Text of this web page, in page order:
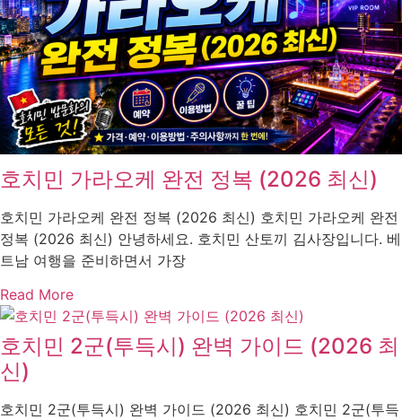
호치민 가라오케 완전 정복 (2026 최신)
호치민 가라오케 완전 정복 (2026 최신) 호치민 가라오케 완전
정복 (2026 최신) 안녕하세요. 호치민 산토끼 김사장입니다. 베
트남 여행을 준비하면서 가장
Read More
호치민 2군(투득시) 완벽 가이드 (2026 최
신)
호치민 2군(투득시) 완벽 가이드 (2026 최신) 호치민 2군(투득